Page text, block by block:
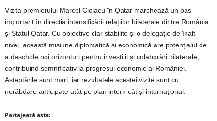
Vizita premierului Marcel Ciolacu în Qatar marchează un pas
important în direcția intensificării relațiilor bilaterale dintre România
și Statul Qatar. Cu obiective clar stabilite și o delegație de înalt
nivel, această misiune diplomatică și economică are potențialul de
a deschide noi orizonturi pentru investiții și colaborări bilaterale,
contribuind semnificativ la progresul economic al României.
Așteptările sunt mari, iar rezultatele acestei vizite sunt cu
nerăbdare anticipate atât pe plan intern cât și internațional.
Partajează asta: